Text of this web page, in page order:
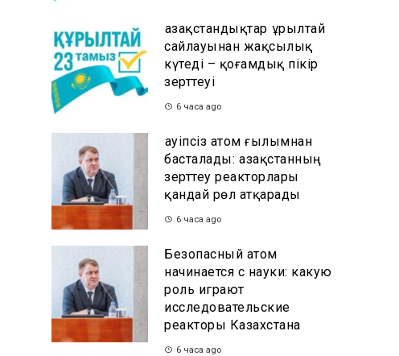
Қазақстандықтар Құрылтай
сайлауынан жақсылық
күтеді – қоғамдық пікір
зерттеуі
6 часа ago
Қауіпсіз атом ғылымнан
басталады: Қазақстанның
зерттеу реакторлары
қандай рөл атқарады
6 часа ago
Безопасный атом
начинается с науки: какую
роль играют
исследовательские
реакторы Казахстана
6 часа ago